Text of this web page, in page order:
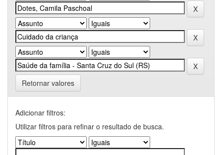
Retornar valores
Adicionar filtros:
Utilizar filtros para refinar o resultado de busca.